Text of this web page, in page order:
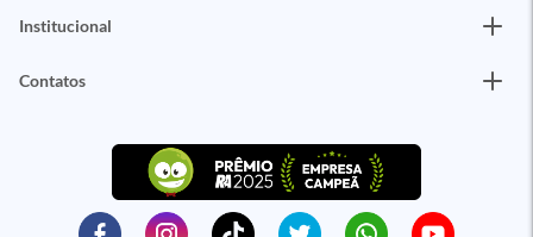
Institucional
Contatos